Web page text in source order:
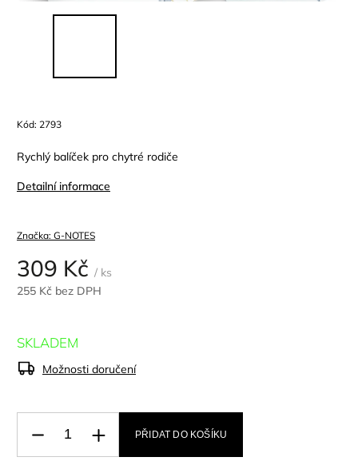
Kód: 2793
Rychlý balíček pro chytré rodiče
Detailní informace
Značka: G-NOTES
309 Kč / ks
255 Kč bez DPH
SKLADEM
Možnosti doručení
PŘIDAT DO KOŠÍKU